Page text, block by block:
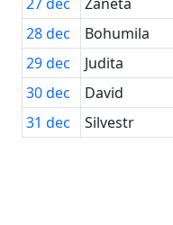
28dec
Bohumila
29dec
Judita
30dec
David
31 dec Silvestr